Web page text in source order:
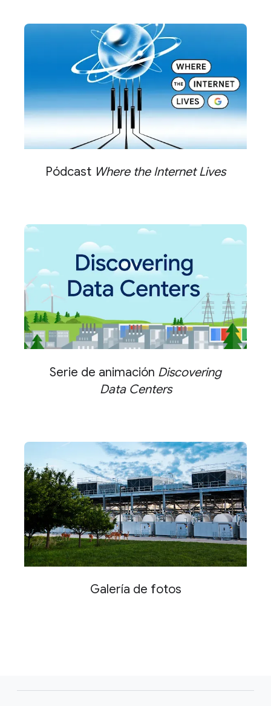
Pódcast Where the Internet Lives
Serie de animación Discovering
Data Centers
Galería de fotos